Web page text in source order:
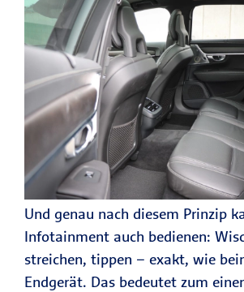
Und genau nach diesem Prinzip
Infotainment auch bedienen:
streichen, tippen – exakt, wie
Endgerät. Das bedeutet zum